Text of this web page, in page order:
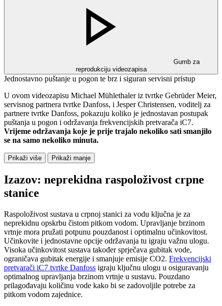
Gumb za
reprodukciju videozapisa
Jednostavno puštanje u pogon te brz i siguran servisni pristup
U ovom videozapisu Michael Mühlethaler iz tvrtke Gebrüder Meier,
servisnog partnera tvrtke Danfoss, i Jesper Christensen, voditelj za
partnere tvrtke Danfoss, pokazuju koliko je jednostavan postupak
puštanja u pogon i održavanja frekvencijskih pretvarača iC7.
Vrijeme održavanja koje je prije trajalo nekoliko sati smanjilo
se na samo nekoliko minuta.
Prikaži više Prikaži manje
Izazov: neprekidna raspoloživost crpne
stanice
Raspoloživost sustava u crpnoj stanici za vodu ključna je za
neprekidnu opskrbu čistom pitkom vodom. Upravljanje brzinom
vrtnje mora pružati potpunu pouzdanost i optimalnu učinkovitost.
Učinkovite i jednostavne opcije održavanja tu igraju važnu ulogu.
Visoka učinkovitost sustava također sprječava gubitak vode,
ograničava gubitak energije i smanjuje emisije CO2. Frekvencijski
pretvarači iC7 tvrtke Danfoss igraju ključnu ulogu u osiguravanju
optimalnog upravljanja brzinom vrtnje u sustavu. Pouzdano
prilagođavaju količinu vode kako bi se zadovoljile potrebe za
pitkom vodom zajednice.